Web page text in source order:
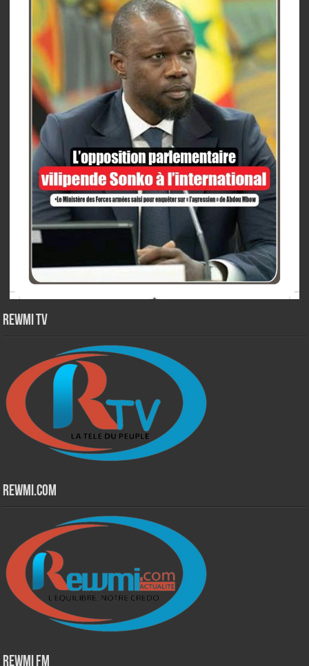
Rewmi TV
Rewmi.Com
Rewmi Fm